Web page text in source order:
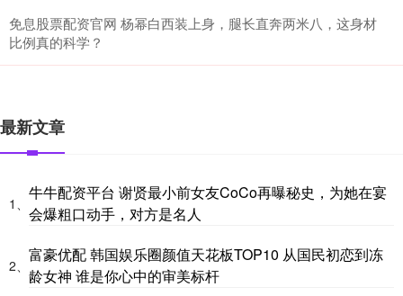
免息股票配资官网 杨幂白西装上身，腿长直奔两米八，这身材
比例真的科学？
最新文章
1、
牛牛配资平台 谢贤最小前女友CoCo再曝秘史，为她在宴
会爆粗口动手，对方是名人
2、
富豪优配 韩国娱乐圈颜值天花板TOP10 从国民初恋到冻
龄女神 谁是你心中的审美标杆